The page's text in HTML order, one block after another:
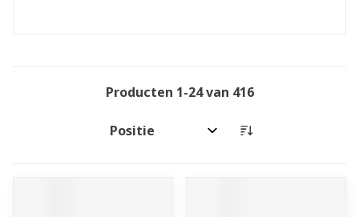
Producten 1-24van 416
Sorteer op: